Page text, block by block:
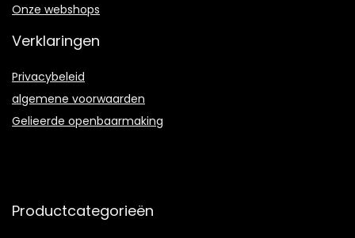
Onze webshops
Verklaringen
Privacybeleid
algemene voorwaarden
Gelieerde openbaarmaking
Productcategorieën